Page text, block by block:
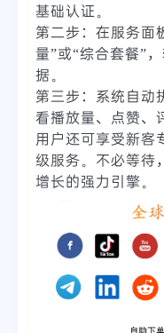
基础认证。
第二步：在服务
量”或“综合套餐”
据。
第三步：系统自动
看播放量、点赞、
用户还可享受新客
级服务。不必等待
增长的强力引擎。